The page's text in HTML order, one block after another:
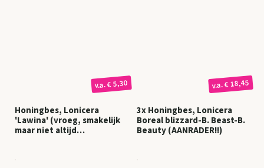
v.a.€ 5,30
Honingbes, Lonicera
'Lawina' (vroeg, smakelijk
maar niet altijd
v.a.€ 18,45
3x Honingbes, Lonicera
Boreal blizzard-B. Beast-B.
Beauty (AANRADER!!)